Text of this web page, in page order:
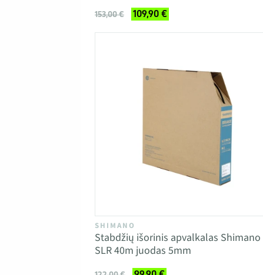
153,00 € 109,90 €
SHIMANO
Stabdžių išorinis apvalkalas Shimano
SLR 40m juodas 5mm